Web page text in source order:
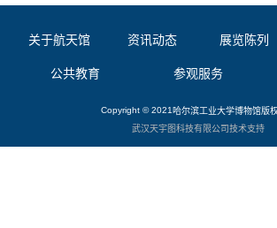
关于航天馆 资讯动态 展览陈列
公共教育 参观服务
Copyright © 2021 哈尔滨工业大学博物馆版
武汉天宇图科技有限公司技术支持